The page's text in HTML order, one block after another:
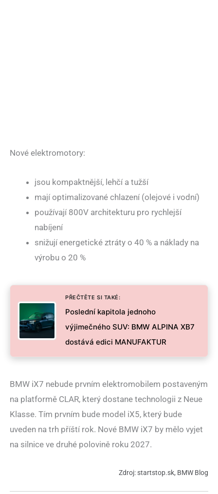
Nové elektromotory:
jsou kompaktnější, lehčí a tužší
mají optimalizované chlazení (olejové i vodní)
používají 800V architekturu pro rychlejší
nabíjení
snižují energetické ztráty o 40 % a náklady na
výrobu o 20 %
PŘEČTĚTE SI TAKÉ:
Poslední kapitola jednoho
výjimečného SUV: BMW ALPINA XB7
dostává edici MANUFAKTUR
BMW iX7 nebude prvním elektromobilem postaveným
na platformě CLAR, který dostane technologii z Neue
Klasse. Tím prvním bude model iX5, který bude
uveden na trh příští rok. Nové BMW iX7 by mělo vyjet
na silnice ve druhé polovině roku 2027.
Zdroj: startstop.sk, BMW Blog